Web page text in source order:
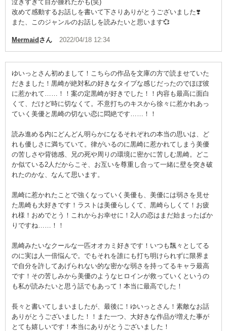
泣きすぎて目が腫れたかも(笑)
改めて感動するお話しを書いて下さりありがとうございました❣️
また、このジャンルのお話しを読みたいと思います💞
Mermaidさん 2022/04/18 12:34
ゆいっとさん初めまして！こちらの作品を文庫の方で読ませていた
だきました！黒崎が絶対私の好きなタイプな感じだったのでほぼ彼
に惹かれて……！！案の定黒崎が好きでした！！内容も最高に面白
くて、だけど時に切なくて。不意打ちのキスから徐々に惹かれあっ
ていく美優と黒崎の切ない恋に悶絶です……！！
読み進める内にどんどん明らかになるそれぞれの本当の思いは、ど
れも優しさに満ちていて。律がいるのに黒崎に惹かれてしまう美優
の苦しさや背徳感、兄の死や周りの環境に密かに苦しむ黒崎。どこ
か似ている2人だからこそ、お互いを尊重し合って一緒に壁を突き破
れたのかな、なんて思います。
黒崎に惹かれたことで強くなっていく美優も、美優には弱さを見せ
た黒崎も大好きです！ラストは美優らしくて、黒崎らしくて！お疲
れ様！おめでとう！これからお幸せに！2人の恋はまだ始まったばか
りですね……！！
黒崎みたいなクールな一匹オオカミ好きです！いつも飄々としてる
のに実は人一倍悩んで。でもそれを誰にも打ち明けられずに限界ま
で自分を許してあげられない的な密かな弱さを持ってるキャラ最高
です！その苦しみから美優のようなヒロインが救っていくというの
も私が読みたいと思う話でもあって！本当に最高でした！
長々と書いてしまいましたが、最後に！ゆいっとさん！素敵なお話
ありがとうございました！！また一つ、大好きな作品が増えた事が
とても嬉しいです！本当にありがとうございました！